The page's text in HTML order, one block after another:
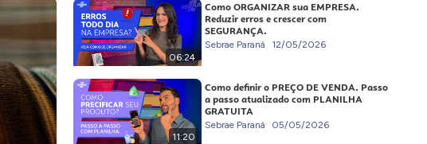
06:24
Como ORGANIZAR sua EMPRESA.
Reduzir erros e crescer com
SEGURANÇA.
Sebrae Paraná 12/05/2026
11:20
Como definir o PREÇO DE VENDA. Passo
a passo atualizado com PLANILHA
GRATUITA
Sebrae Paraná 05/05/2026